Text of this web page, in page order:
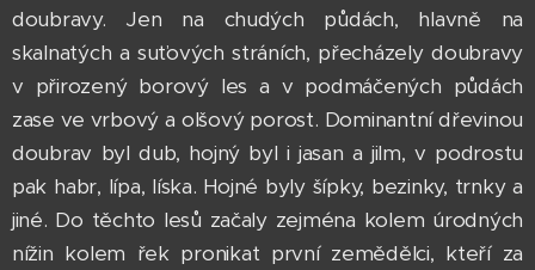
doubravy. Jen na chudých půdách, hlavně na
skalnatých a suťových stráních, přecházely doubravy
v přirozený borový les a v podmáčených půdách
zase ve vrbový a olšový porost. Dominantní dřevinou
doubrav byl dub, hojný byl i jasan a jilm, v podrostu
pak habr, lípa, líska. Hojné byly šípky, bezinky, trnky a
jiné. Do těchto lesů začaly zejména kolem úrodných
nížin kolem řek pronikat první zemědělci, kteří za